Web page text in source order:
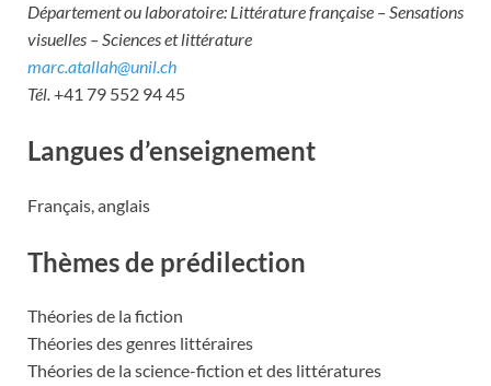
Département ou laboratoire: Littérature française – Sensations
visuelles – Sciences et littérature
marc.atallah@unil.ch
Tél.+41 79 552 94 45
Langues d’enseignement
Français, anglais
Thèmes de prédilection
Théories de la fiction
Théories des genres littéraires
Théories de la science-fiction et des littératures